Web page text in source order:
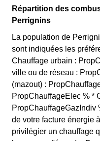
Répartition des
Perrignins
La population de
sont indiquées les
Chauffage urbain :
ville ou de réseau :
(mazout) :
PropChauffageElec % *
PropChauffageGazIndiv
de votre facture énergie
privilégier un chauffage